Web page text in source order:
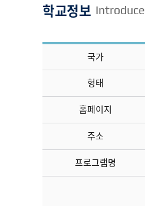
학교정보 Introduce
국가
형태
홈페이지
주소
프로그램명